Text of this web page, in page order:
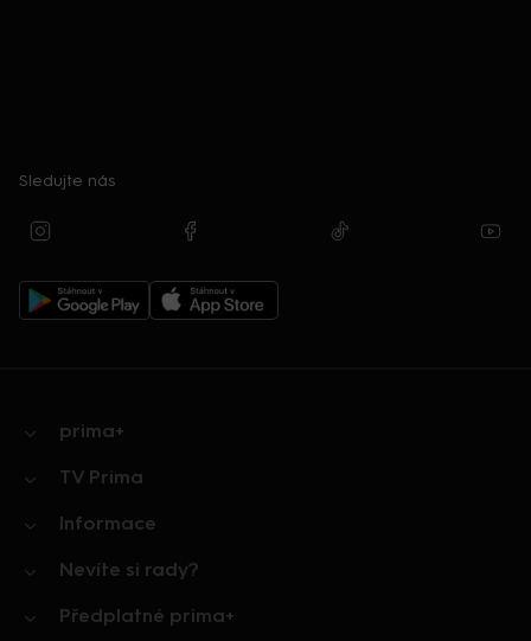
Sledujte nás
prima+
TV Prima
Informace
Nevíte si rady?
Předplatné prima+